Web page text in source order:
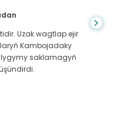
Uzak wagtlap ejir
Kambojadaky
saklamagyň